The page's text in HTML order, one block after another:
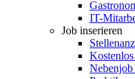
IT-
Job inserieren
Kostenlos
Nebenjob